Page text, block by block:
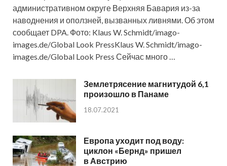
административном округе Верхняя Бавария из-за
наводнения и оползней, вызванных ливнями. Об этом
сообщает DPA. Фото: Klaus W. Schmidt/imago-
images.de/Global Look PressKlaus W. Schmidt/imago-
images.de/Global Look Press Сейчас много …
Землетрясение магнитудой 6,1
произошло в Панаме
18.07.2021
Европа уходит под воду:
циклон «Бернд» пришел
в Австрию